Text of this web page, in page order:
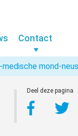
Contact
mond-
Deel deze pagina